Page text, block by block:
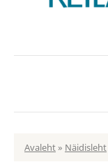
Avaleht» Näidisleht